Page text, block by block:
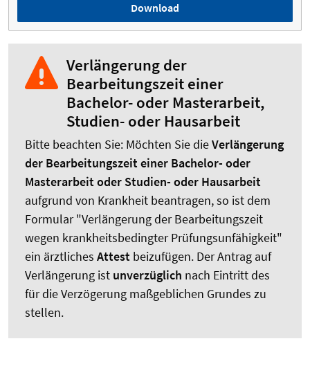
Download
Verlängerung der
Bearbeitungszeit einer
Bachelor- oder Masterarbeit,
Studien- oder Hausarbeit
Bitte beachten Sie: Möchten Sie dieVerlängerung
der Bearbeitungszeit einer Bachelor- oder
Masterarbeit oder Studien- oder Hausarbeit
aufgrund von Krankheit beantragen, so ist dem
Formular "Verlängerung der Bearbeitungszeit
wegen krankheitsbedingter Prüfungsunfähigkeit"
ein ärztliches Attest beizufügen. Der Antrag auf
Verlängerung ist unverzüglich nach Eintritt des
für die Verzögerung maßgeblichen Grundes zu
stellen.